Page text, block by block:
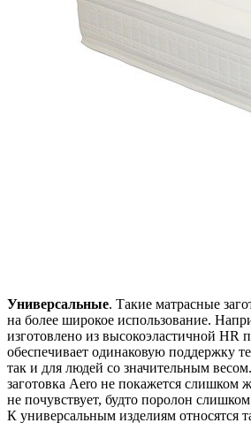
Универсальные. Такие матрасные
на более широкое использование.
изготовлено из высокоэластичной HR
обеспечивает одинаковую поддержку
так и для людей со значительным
заготовка Aero не покажется слишком
не почувствует, будто поролон слишком
К универсальным изделиям относятся